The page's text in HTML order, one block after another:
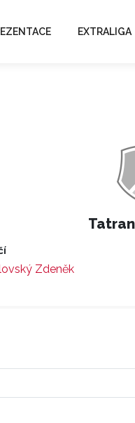
EXTRALIGA
Zdeněk